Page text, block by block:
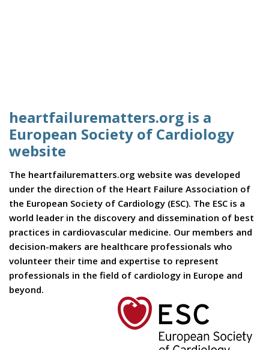
heartfailurematters.org is a
European Society of Cardiology
website
The heartfailurematters.org website was developed
under the direction of the Heart Failure Association of
the European Society of Cardiology (ESC). The ESC is a
world leader in the discovery and dissemination of best
practices in cardiovascular medicine. Our members and
decision-makers are healthcare professionals who
volunteer their time and expertise to represent
professionals in the field of cardiology in Europe and
beyond.